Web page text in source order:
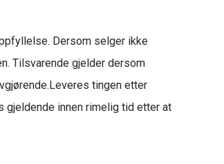
Dersom selger ikke
Tilsvarende gjelder dersom
tingen etter
gjeldende innen rimelig tid etter at